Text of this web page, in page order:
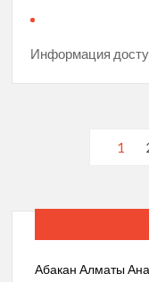
Информация
Навигация
записям
1
Абакан Алматы